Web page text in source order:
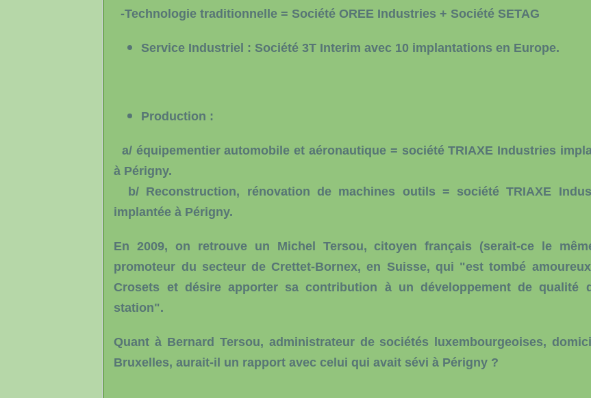
-Technologie traditionnelle = Société OREE Industries + Société SETAG
Service Industriel : Société 3T Interim avec 10 implantations en Europe.
Production :
a/ équipementier automobile et aéronautique = société TRIAXE Industries
à Périgny.
b/ Reconstruction, rénovation de machines outils = société TRIAXE
implantée à Périgny.
En 2009, on retrouve un Michel Tersou, citoyen français (serait-ce le
promoteur du secteur de Crettet-Bornex, en Suisse, qui "est tombé
Crosets et désire apporter sa contribution à un développement de qualité
station".
Quant à Bernard Tersou, administrateur de sociétés luxembourgeoises,
Bruxelles, aurait-il un rapport avec celui qui avait sévi à Périgny ?